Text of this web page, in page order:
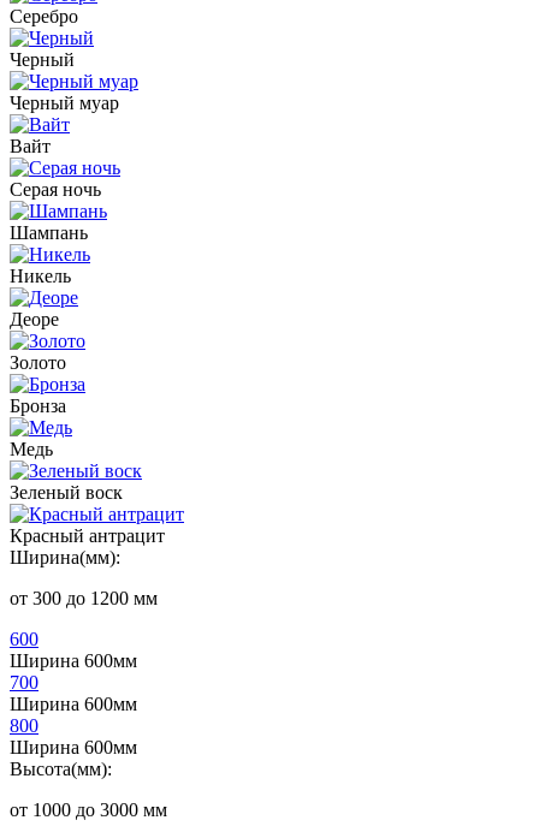
Серебро
Черный
Черный муар
Вайт
Серая ночь
Шампань
Никель
Деоре
Золото
Бронза
Медь
Зеленый воск
Красный антрацит
Ширина(мм):
от 300 до 1200 мм
600
Ширина 600мм
700
Ширина 600мм
800
Ширина 600мм
Высота(мм):
от 1000 до 3000 мм